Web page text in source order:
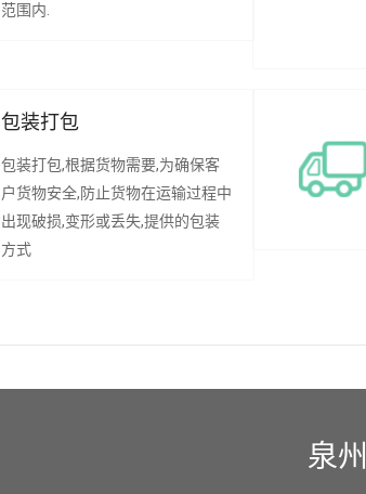
范围内.
包装打包
包装打包,根据货物需要,为确保客
户货物安全,防止货物在运输过程中
出现破损,变形或丢失,提供的包装
方式
泉